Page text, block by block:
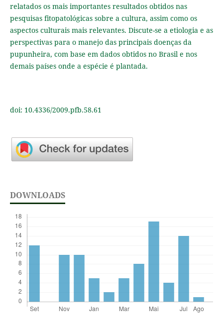
relatados os mais importantes resultados obtidos nas
pesquisas fitopatológicas sobre a cultura, assim como os
aspectos culturais mais relevantes. Discute-se a etiologia e as
perspectivas para o manejo das principais doenças da
pupunheira, com base em dados obtidos no Brasil e nos
demais países onde a espécie é plantada.
doi: 10.4336/2009.pfb.58.61
DOWNLOADS